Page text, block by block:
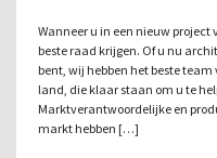
Wanneer u in een nieuw
beste raad krijgen. Of u nu
bent, wij hebben het beste
land, die klaar staan om u te
Marktverantwoordelijke en
markt hebben […]